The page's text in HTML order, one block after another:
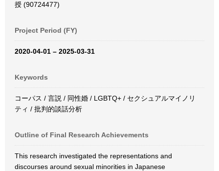
授 (90724477)
Project Period (FY)
2020-04-01 – 2025-03-31
Keywords
コーパス / 言説 / 同性婚 / LGBTQ+ / セクシュアルマイノリ
ティ / 批判的談話分析
Outline of Final Research Achievements
This research investigated the representations and
discourses around sexual minorities in Japanese